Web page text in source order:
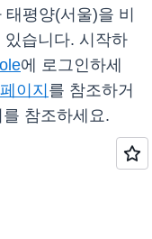
평양(서울)을 비
있습니다. 시작하
에 로그인하세
이지 를 참조하거
참조하세요.